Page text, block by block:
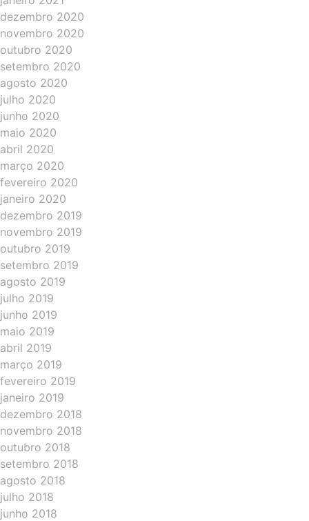
dezembro 2020
novembro 2020
outubro 2020
setembro 2020
agosto 2020
julho 2020
junho 2020
maio 2020
abril 2020
março 2020
fevereiro 2020
janeiro 2020
dezembro 2019
novembro 2019
outubro 2019
setembro 2019
agosto 2019
julho 2019
junho 2019
maio 2019
abril 2019
março 2019
fevereiro 2019
janeiro 2019
dezembro 2018
novembro 2018
outubro 2018
setembro 2018
agosto 2018
julho 2018
junho 2018